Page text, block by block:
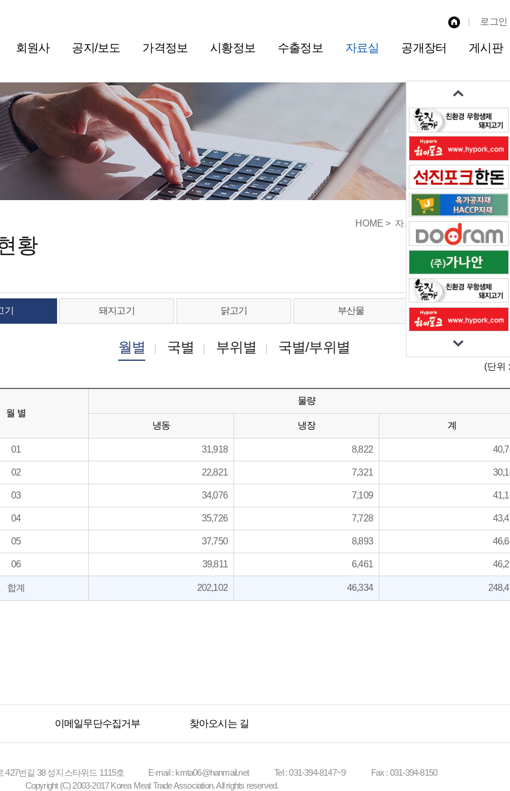
로그인
회원사 공지/보도 가격정보 시황정보 수출정보 자료실 공개장터 게시판
HOME 자료실 통계자료실 수입
황
기 돼지고기 닭고기 부산물 식육가공품
월별 국별 부위별 국별/부위별
(단위
월 별
물량
냉동 냉장 계
01 31,918 8,822
02 22,821 7,321
03 34,076 7,109
04 35,726 7,728
05 37,750 8,893
06 39,811 6,461
합계 202,102 46,334
이메일무단수집거부 찾아오시는 길
427번길 38 성지스타위드 1115호 E-mail : kmta06@hanmail.net Tel : 031-394-8147~9
Fax : 031-394-8150
Copyright (C) 2003-2017 Korea Meat Trade Association. All rights reserved.